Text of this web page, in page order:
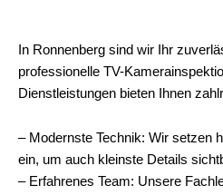
In Ronnenberg sind wir Ihr
professionelle TV-
Dienstleistungen bieten Ihnen
– Modernste Technik: Wir setzen
ein, um auch kleinste Details
– Erfahrenes Team: Unsere